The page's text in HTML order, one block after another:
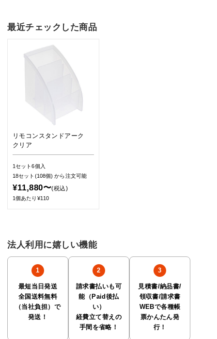
最近チェックした商品
リモコンスタンドアーク
クリア
1セット6個入
18セット(108個)から注文可能
¥11,880〜(税込)
1個あたり¥110
法人利用に嬉しい機能
最短当日発送
全国送料無料
（当社負担）で
発送！
請求書払いも可
能（Paid後払
い）
経費立て替えの
手間を省略！
見積書/納品書/
領収書/請求書
WEBで各種帳
票かんたん発
行！